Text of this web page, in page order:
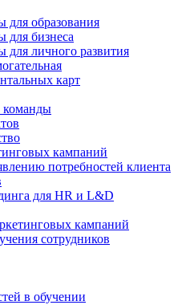
для образования
для бизнеса
для личного развития
карт
команды
кампаний
потребностей клиента
для HR и L&D
кампаний
сотрудников
в обучении